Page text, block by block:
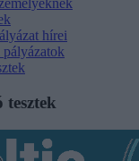
hírei